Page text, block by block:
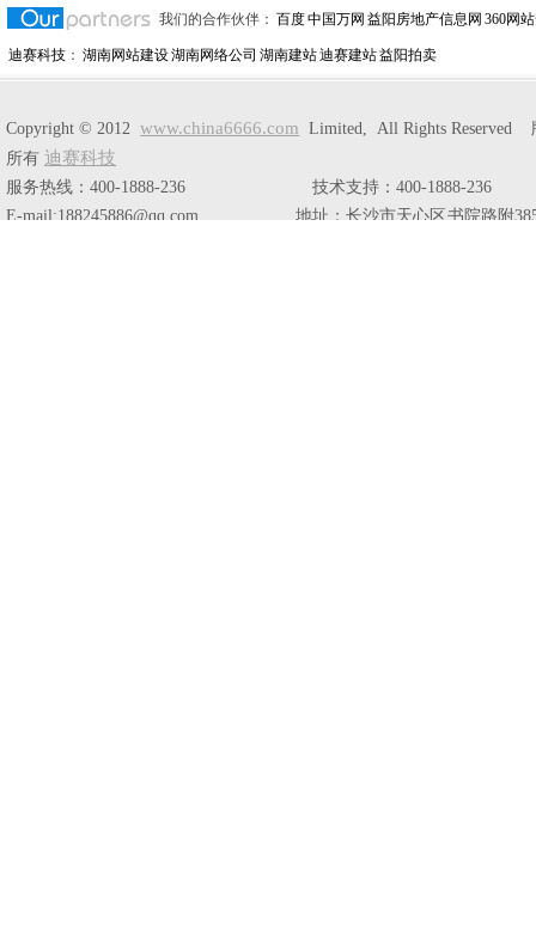
我们的合作伙伴： 百度中国万网 益阳房地产信息网 360网
迪赛科技 ： 湖南网站建设湖南网络公司 湖南建站迪赛建站益阳拍卖
Copyright © 2012www.china6666.com Limited, All Rights Reserved
所有 迪赛科技
服务热线：400-1888-236 技术支持：400-1888-236
E-mail:188245886@qq.com 地址：长沙市天心区书院路附